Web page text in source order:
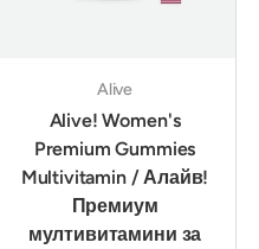
Alive
Alive! Women's
Premium Gummies
Multivitamin / Алайв!
Премиум
мултивитамини за